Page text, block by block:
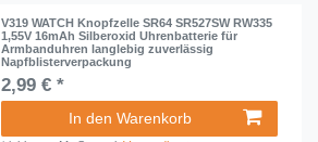
V319 WATCH Knopfzelle SR64 SR527SW RW335
1,55V 16mAh Silberoxid Uhrenbatterie für
Armbanduhren langlebig zuverlässig
Napfblisterverpackung
2,99 € *
In den Warenkorb